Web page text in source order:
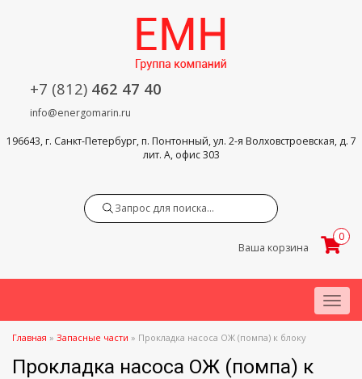
+7 (812) 462 47 40
info@energomarin.ru
196643, г. Санкт-Петербург, п. Понтонный, ул. 2-я Волховстроевская, д. 7
лит. А, офис 303
Ваша корзина
0
Menu
Главная » Запасные части » Прокладка насоса ОЖ (помпа) к блоку
Прокладка насоса ОЖ (помпа) к